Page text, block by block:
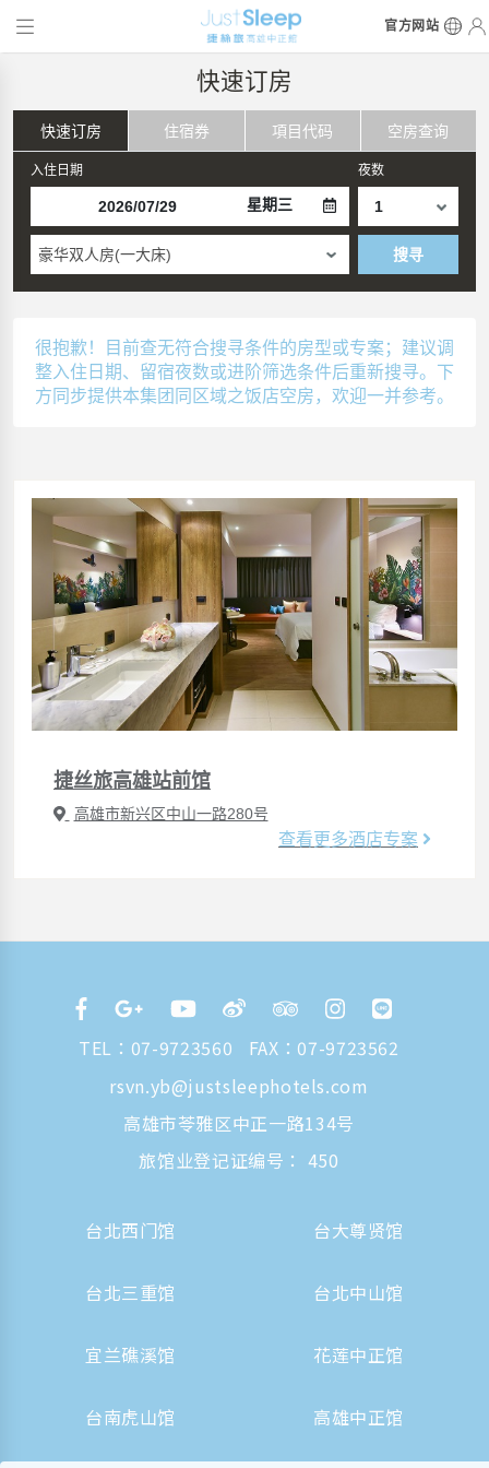
官方网站
快速订房
快速订房 住宿券 項目代码 空房查询
入住日期
星期三
夜数
豪华双人房(一大床) 搜寻
很抱歉！目前查无符合搜寻条件的房型或专案；建议调
整入住日期、留宿夜数或进阶筛选条件后重新搜寻。下
方同步提供本集团同区域之饭店空房，欢迎一并参考。
捷丝旅高雄站前馆
高雄市新兴区中山一路280号
查看更多酒店专案
TEL： 07-9723560
FAX：07-9723562
rsvn.yb@justsleephotels.com
高雄市苓雅区中正一路134号
旅馆业登记证编号： 450
台北西门馆 台大尊贤馆
台北三重馆 台北中山馆
宜兰礁溪馆 花莲中正馆
台南虎山馆 高雄中正馆